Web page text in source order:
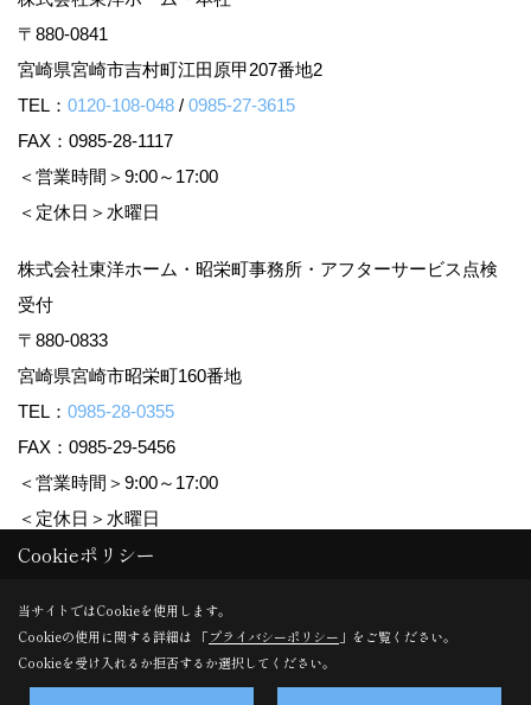
〒880-0841
宮崎県宮崎市吉村町江田原甲207番地2
TEL： 0120-108-048 / 0985-27-3615
FAX：0985-28-1117
＜営業時間＞9:00～17:00
＜定休日＞水曜日
株式会社東洋ホーム・昭栄町事務所・アフターサービス点検
受付
〒880-0833
宮崎県宮崎市昭栄町160番地
TEL： 0985-28-0355
FAX：0985-29-5456
＜営業時間＞9:00～17:00
＜定休日＞水曜日
Copyright (c) TOYO HOME Co., Ltd. All Rights Reserved.
Produced byゴデスクリエイト
Cookieポリシー
当サイトではCookieを使用します。
Cookieの使用に関する詳細は 「プライバシーポリシー 」をご覧ください。
Cookieを受け入れるか拒否するか選択してください。